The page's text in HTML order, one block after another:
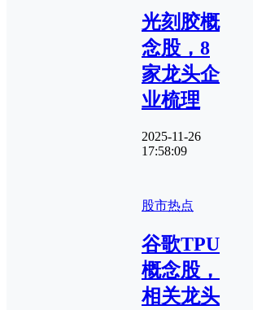
光刻胶概
念股，8
家龙头企
业梳理
2025-11-26
17:58:09
股市热点
谷歌TPU
概念股，
相关龙头